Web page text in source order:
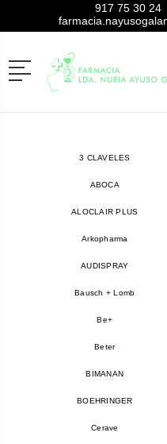
917 75 30 24
Menú
3 CLAVELES
ABOCA
ALOCLAIR PLUS
Arkopharma
AUDISPRAY
Bausch + Lomb
Be+
Beter
BIMANAN
BOEHRINGER
Cerave